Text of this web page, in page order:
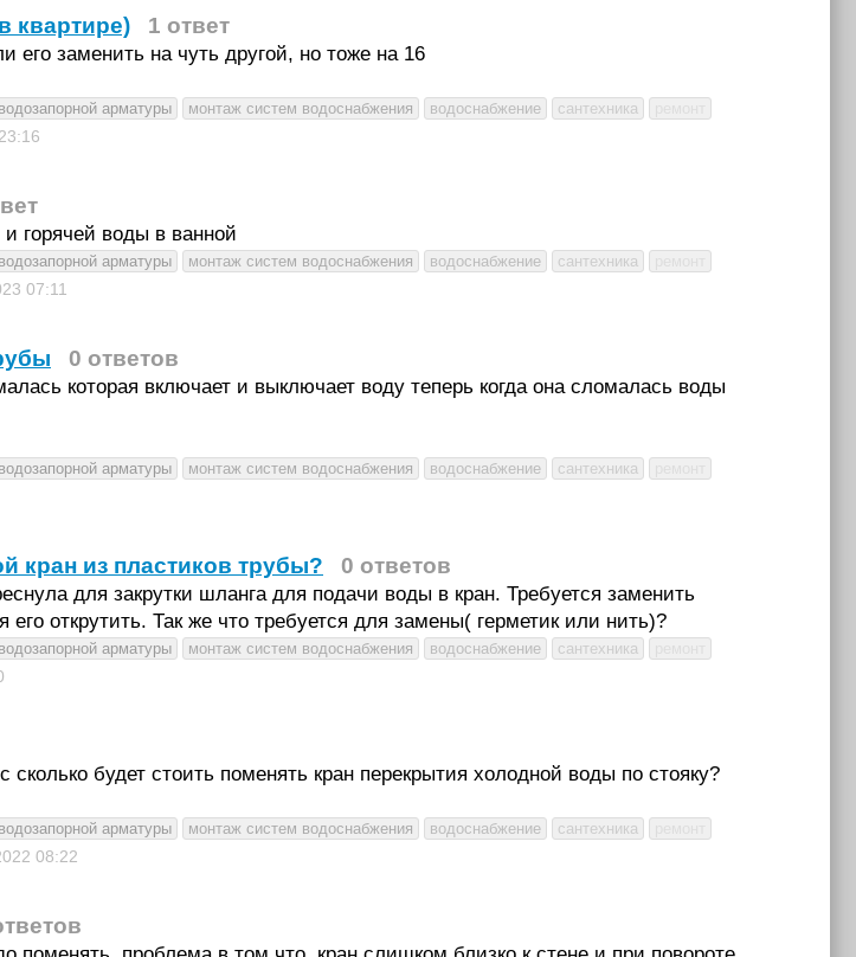
квартире) 1 ответ
его заменить на чуть другой, но тоже на 16
арматуры монтаж систем водоснабжения водоснабжение сантехника
23:16
горячей воды в ванной
арматуры монтаж систем водоснабжения водоснабжение сантехника
07:11
0 ответов
которая включает и выключает воду теперь когда она сломалась воды
арматуры монтаж систем водоснабжения водоснабжение сантехника
кран из пластиков трубы? 0 ответов
для закрутки шланга для подачи воды в кран. Требуется заменить
его открутить. Так же что требуется для замены( герметик или нить)?
арматуры монтаж систем водоснабжения водоснабжение сантехника
сколько будет стоить поменять кран перекрытия холодной воды по стояку?
арматуры монтаж систем водоснабжения водоснабжение сантехника
08:22